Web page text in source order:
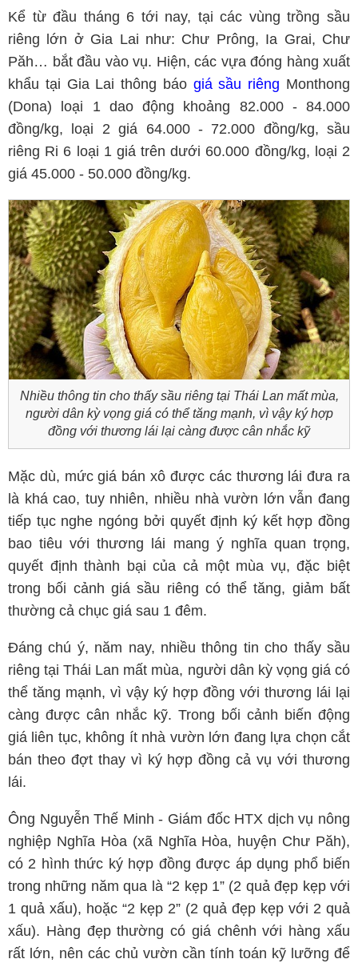
Kể từ đầu tháng 6 tới nay, tại các vùng trồng sầu
riêng lớn ở Gia Lai như: Chư Prông, Ia Grai, Chư
Păh… bắt đầu vào vụ. Hiện, các vựa đóng hàng xuất
khẩu tại Gia Lai thông báo giá sầu riêng Monthong
(Dona) loại 1 dao động khoảng 82.000 - 84.000
đồng/kg, loại 2 giá 64.000 - 72.000 đồng/kg, sầu
riêng Ri 6 loại 1 giá trên dưới 60.000 đồng/kg, loại 2
giá 45.000 - 50.000 đồng/kg.
Nhiều thông tin cho thấy sầu riêng tại Thái Lan mất mùa,
người dân kỳ vọng giá có thể tăng mạnh, vì vậy ký hợp
đồng với thương lái lại càng được cân nhắc kỹ
Mặc dù, mức giá bán xô được các thương lái đưa ra
là khá cao, tuy nhiên, nhiều nhà vườn lớn vẫn đang
tiếp tục nghe ngóng bởi quyết định ký kết hợp đồng
bao tiêu với thương lái mang ý nghĩa quan trọng,
quyết định thành bại của cả một mùa vụ, đặc biệt
trong bối cảnh giá sầu riêng có thể tăng, giảm bất
thường cả chục giá sau 1 đêm.
Đáng chú ý, năm nay, nhiều thông tin cho thấy sầu
riêng tại Thái Lan mất mùa, người dân kỳ vọng giá có
thể tăng mạnh, vì vậy ký hợp đồng với thương lái lại
càng được cân nhắc kỹ. Trong bối cảnh biến động
giá liên tục, không ít nhà vườn lớn đang lựa chọn cắt
bán theo đợt thay vì ký hợp đồng cả vụ với thương
lái.
Ông Nguyễn Thế Minh - Giám đốc HTX dịch vụ nông
nghiệp Nghĩa Hòa (xã Nghĩa Hòa, huyện Chư Păh),
có 2 hình thức ký hợp đồng được áp dụng phổ biến
trong những năm qua là “2 kẹp 1” (2 quả đẹp kẹp với
1 quả xấu), hoặc “2 kẹp 2” (2 quả đẹp kẹp với 2 quả
xấu). Hàng đẹp thường có giá chênh với hàng xấu
rất lớn, nên các chủ vườn cần tính toán kỹ lưỡng để